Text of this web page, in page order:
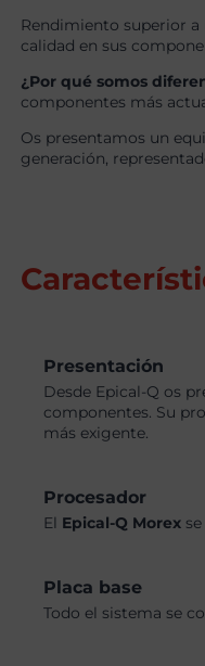
Rendimiento superior
calidad en sus
¿Por qué somos
componentes más
Os presentamos un
generación,
Presentación
Desde Epical-Q os
componentes. Su
más exigente.
Procesador
El Epical-Q Morex
Placa base
Todo el sistema se